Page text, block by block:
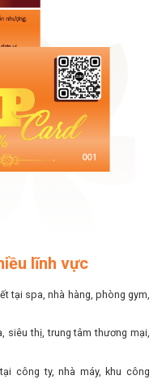
lĩnh vực
tại spa, nhà hàng, phòng gym,
siêu thị, trung tâm thương mại,
công ty, nhà máy, khu công